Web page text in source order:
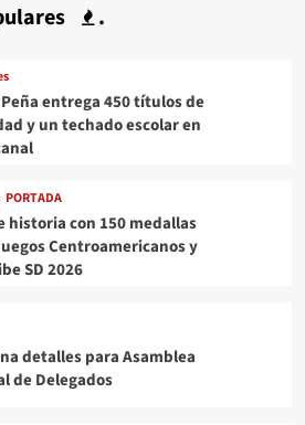
.
entrega 450 títulos de
y un techado escolar en
PORTADA
historia con 150 medallas
Centroamericanos y
SD 2026
detalles para Asamblea
de Delegados